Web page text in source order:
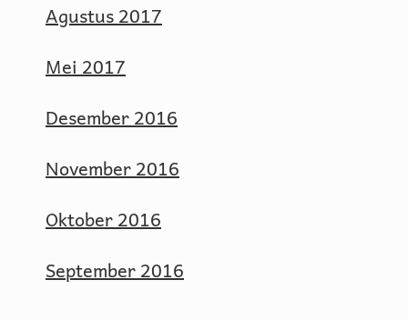
Agustus 2017
Mei 2017
Desember 2016
November 2016
Oktober 2016
September 2016